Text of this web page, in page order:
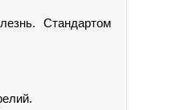
Стандартом